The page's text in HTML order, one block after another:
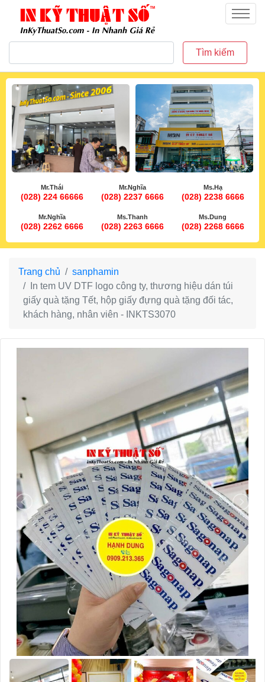
inkythuatso.com
Menu
Tìm kiếm
Mr.Thái
(028) 224 66666
Mr.Nghĩa
(028) 2237 6666
Ms.Hạ
(028) 2238 6666
Mr.Nghĩa
(028) 2262 6666
Ms.Thanh
(028) 2263 6666
Ms.Dung
(028) 2268 6666
Trang chủ
sanphamin
In tem UV DTF logo công ty, thương hiệu dán túi
giấy quà tặng Tết, hộp giấy đựng quà tặng đối tác,
khách hàng, nhân viên - INKTS3070